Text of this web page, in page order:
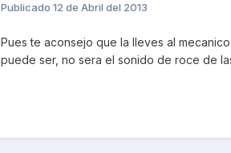
Publicado 12 de Abril del 2013
Pues te aconsejo que la lleves al
puede ser, no sera el sonido de roce de